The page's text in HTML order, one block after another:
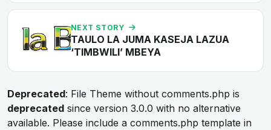
NEXT STORY
TAULO LA JUMA KASEJA LAZUA
‘TIMBWILI’ MBEYA
Deprecated: File Theme without comments.php is
deprecated since version 3.0.0 with no alternative
available. Please include a comments.php template in